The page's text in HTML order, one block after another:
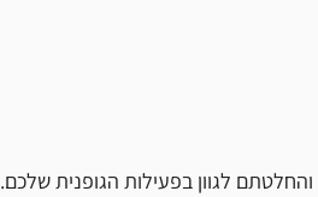
לגוון בפעילות הגופנית שלכם.